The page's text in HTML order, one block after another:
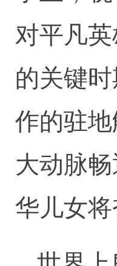
对平凡
的关键
作的驻
大动脉
华儿女